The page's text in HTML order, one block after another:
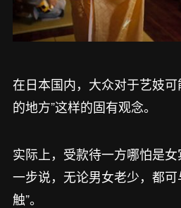
在日本国内，大众对于艺妓
的地方”这样的固有观念。
实际上，受款待一方哪怕是
一步说，无论男女老少，都
触”。